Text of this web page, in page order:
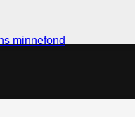
minnefond